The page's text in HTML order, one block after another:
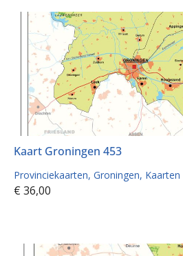
Kaart Groningen 453
Provinciekaarten Groningen Kaarten
€ 36,00